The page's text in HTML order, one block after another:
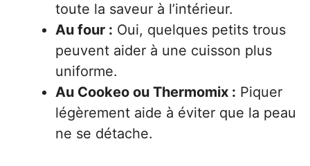
toute la saveur à l’intérieur.
Au four : Oui, quelques petits trous
peuvent aider à une cuisson plus
uniforme.
Au Cookeo ou Thermomix : Piquer
légèrement aide à éviter que la peau
ne se détache.